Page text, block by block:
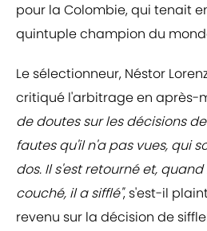
pour la Colombie, qui tenait
quintuple champion du
Le sélectionneur, Néstor
critiqué l'arbitrage en après-
de doutes sur les décisions
fautes qu'il n'a pas vues, qui
dos. Il s'est retourné et,
couché, il a sifflé", s'est-il
revenu sur la décision de